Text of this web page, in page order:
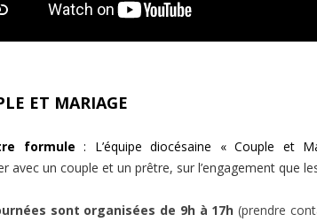
ET MARIAGE
formule: L’équipe diocésaine « Couple et
avec un couple et un prêtre, sur l’engagement que
sont organisées de 9h à 17h(prendre